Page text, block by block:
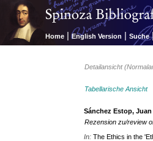
Home | English Version | Suche |
Detailansicht
Tabellarische Ansicht
Sánchez Estop,
Rezension zu/review
In:The Ethics in the